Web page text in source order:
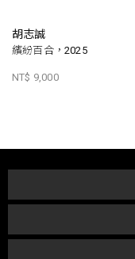
胡志誠
繽紛百合，2025
NT$ 9,000